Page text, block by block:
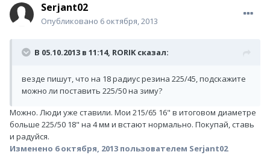
Serjant02
Опубликовано 6 октября, 2013
В 05.10.2013 в 11:14, RORIK сказал:
везде пишут, что на 18 радиус резина 225/45, подскажите
можно ли поставить 225/50 на зиму?
Можно. Люди уже ставили. Мои 215/65 16" в итоговом диаметре
больше 225/50 18" на 4 мм и встают нормально. Покупай, ставь
и радуйся.
Изменено 6 октября, 2013 пользователем Serjant02